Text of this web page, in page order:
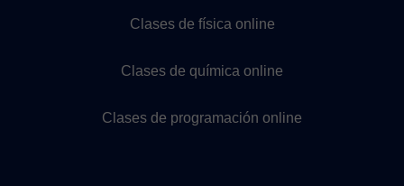
Clases de física online
Clases de química online
Clases de programación online